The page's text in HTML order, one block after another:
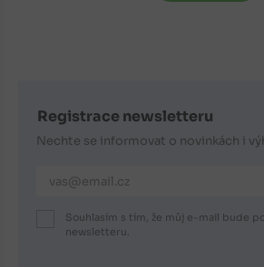
Registrace newsletteru
Nechte se informovat o novinkách i
E-mailová adresa
Souhlasím s tím, že můj e-mail bude
newsletteru.